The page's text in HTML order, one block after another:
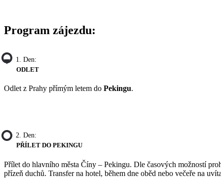
Program zájezdu:
1. Den:
ODLET
Odlet z Prahy přímým letem do Pekingu.
2. Den:
PŘÍLET DO PEKINGU
Přílet do hlavního města Číny – Pekingu. Dle časových možností
přízeň duchů. Transfer na hotel, během dne oběd nebo večeře na